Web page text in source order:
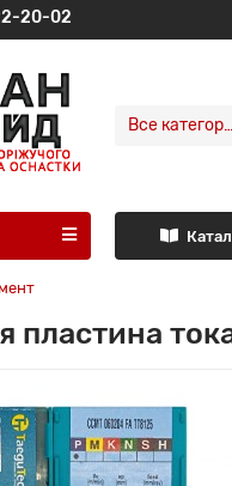
20-02
Все
пластина